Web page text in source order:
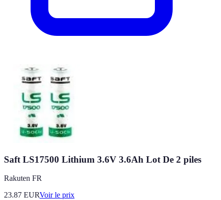
Saft LS17500 Lithium 3.6V 3.6Ah Lot De 2 piles
Rakuten FR
23.87 EURVoir le prix